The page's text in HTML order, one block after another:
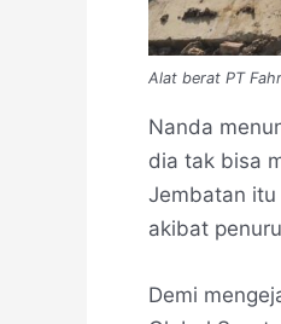
Alat berat PT
Nanda
dia tak bisa
Jembatan
akibat
Demi